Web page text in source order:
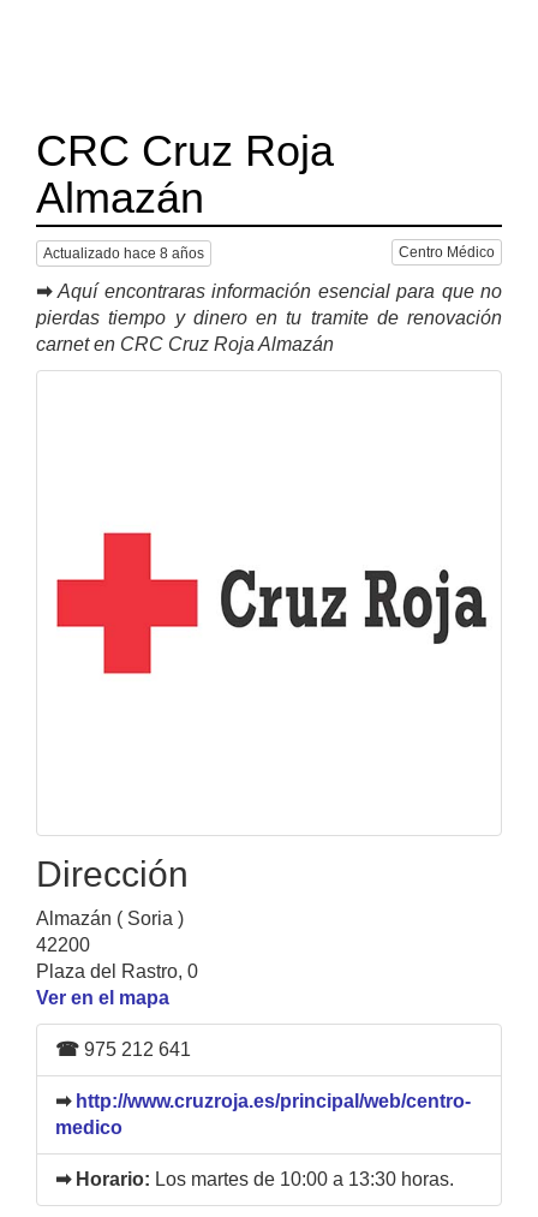
CRC Cruz Roja
Almazán
Actualizado hace 8 años Centro Médico
➡ Aquí encontraras información esencial para que no
pierdas tiempo y dinero en tu tramite de renovación
carnet en CRC Cruz Roja Almazán
Dirección
Almazán ( Soria )
42200
Plaza del Rastro, 0
Ver en el mapa
☎ 975 212 641
➡ http://www.cruzroja.es/principal/web/centro-
medico
➡ Horario: Los martes de 10:00 a 13:30 horas.